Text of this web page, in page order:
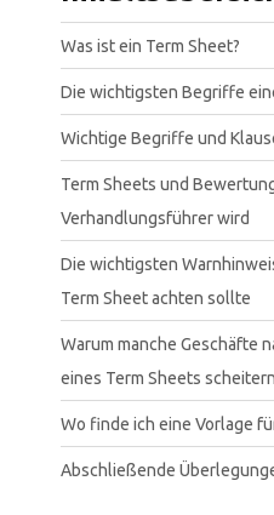
Was ist ein Term Sheet?
Die wichtigsten Begriffe
Wichtige Begriffe und
Term Sheets und
Verhandlungsführer wird
Die wichtigsten
Term Sheet achten sollte
Warum manche Geschäfte
eines Term Sheets scheitern
Wo finde ich eine Vorlage
Abschließende